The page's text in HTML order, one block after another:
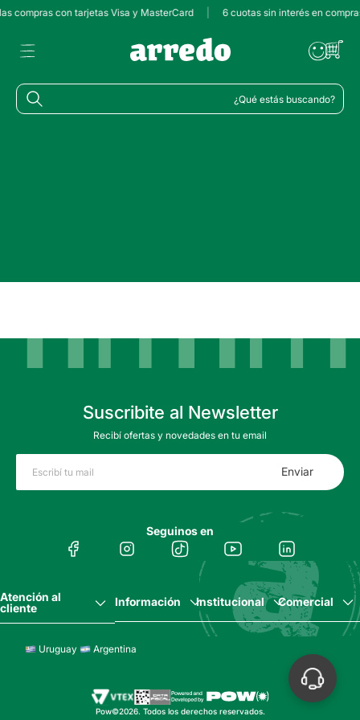
compras con tarjetas Visa y MasterCard 6 cuotas sin interés en
¿Qué estás buscando?
Suscribite al Newsletter
Recibí ofertas y novedades en tu email
Enviar
Seguinos en
Atención al
cliente
Información Institucional Comercial
Uruguay Argentina
Pow©2026. Todos los derechos reservados.